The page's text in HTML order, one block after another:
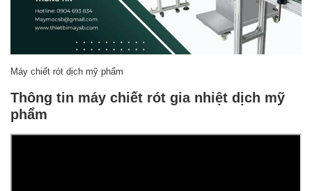
Máy chiết rót dịch mỹ phẩm
Thông tin máy chiết rót gia nhiệt dịch mỹ
phẩm